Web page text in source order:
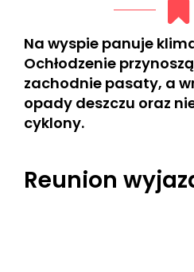
Na wyspie panuje
Ochłodzenie
zachodnie pasaty, a
opady deszczu oraz
cyklony.
Reunion